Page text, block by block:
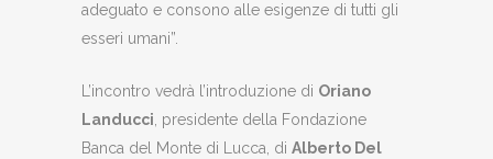
adeguato e consono alle esigenze di tutti gli
esseri umani”.
L’incontro vedrà l’introduzione di Oriano
Landucci , presidente della Fondazione
Banca del Monte di Lucca, di Alberto Del